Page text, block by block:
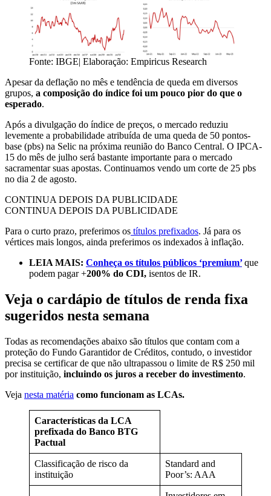
Fonte: IBGE| Elaboração: Empiricus Research
Apesar da deflação no mês e tendência de queda em diversos
grupos, a composição do índice foi um pouco pior do que o
esperado.
Após a divulgação do índice de preços, o mercado reduziu
levemente a probabilidade atribuída de uma queda de 50 pontos-
base (pbs) na Selic na próxima reunião do Banco Central. O IPCA-
15 do mês de julho será bastante importante para o mercado
sacramentar suas apostas. Continuamos vendo um corte de 25 pbs
no dia 2 de agosto.
CONTINUA DEPOIS DA PUBLICIDADE
CONTINUA DEPOIS DA PUBLICIDADE
Para o curto prazo, preferimos os títulos prefixados. Já para os
vértices mais longos, ainda preferimos os indexados à inflação.
LEIA MAIS: Conheça os títulos públicos ‘premium’ que
podem pagar +200% do CDI, isentos de IR.
Veja o cardápio de títulos de renda fixa
sugeridos nesta semana
Todas as recomendações abaixo são títulos que contam com a
proteção do Fundo Garantidor de Créditos, contudo, o investidor
precisa se certificar de que não ultrapassou o limite de R$ 250 mil
por instituição, incluindo os juros a receber do investimento.
Veja nesta matéria como funcionam as LCAs.
Características da LCA
prefixada do Banco BTG
Pactual
Classificação de risco da
instituição
Standard and
Poor’s: AAA